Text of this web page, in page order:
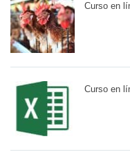
Curso en
Curso en